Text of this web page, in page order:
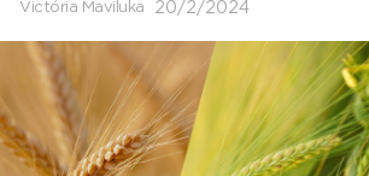
Victória Maviluka 20/2/2024